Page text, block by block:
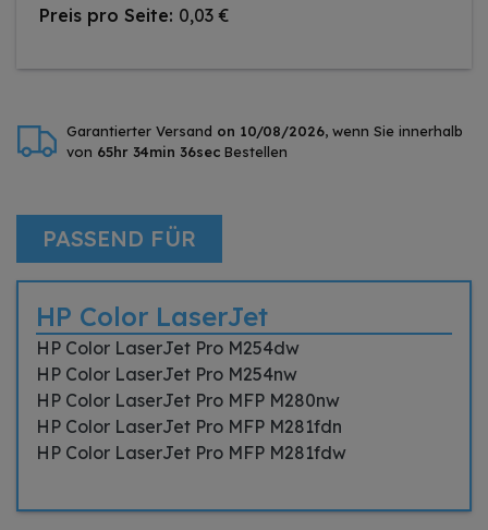
Preis pro Seite: 0,03 €
Garantierter Versand on 10/08/2026, wenn Sie innerhalb
von 65hr 34min 36sec Bestellen
PASSEND FÜR
HP Color LaserJet
HP Color LaserJet Pro M254dw
HP Color LaserJet Pro M254nw
HP Color LaserJet Pro MFP M280nw
HP Color LaserJet Pro MFP M281fdn
HP Color LaserJet Pro MFP M281fdw